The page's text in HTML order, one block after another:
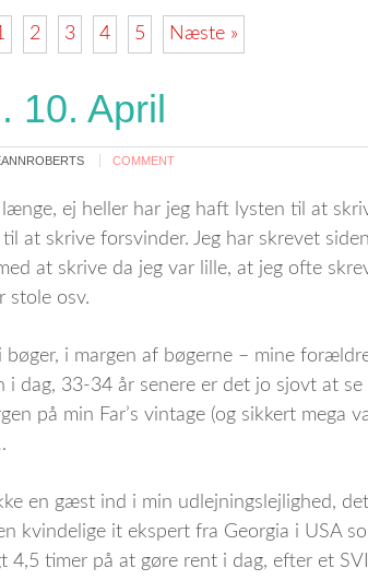
2 3 4 5 Næste »
10. April
COMMENT
længe, ej heller har jeg haft lysten til at
at skrive forsvinder. Jeg har skrevet
at skrive da jeg var lille, at jeg ofte
stole osv.
bøger, i margen af bøgerne – mine
i dag, 33-34 år senere er det jo sjovt at se
på min Far’s vintage (og sikkert mega
en gæst ind i min udlejningslejlighed,
kvindelige it ekspert fra Georgia i USA
4,5 timer på at gøre rent i dag, efter et